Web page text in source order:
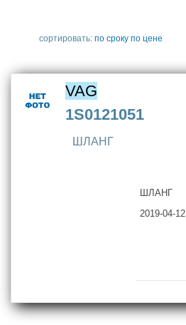
сортировать: по сроку по цене
VAG
1S0121051
ШЛАНГ
ШЛАНГ
2019-04-12